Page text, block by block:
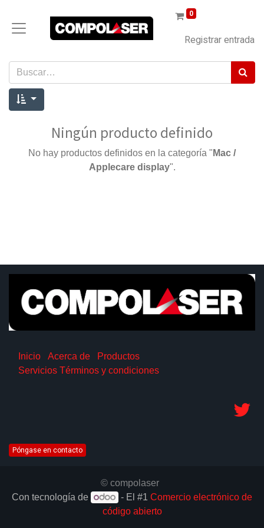
0
Registrar entrada
Ningún producto definido
No hay productos definidos en la categoría " Mac /
Applecare display".
Inicio Acerca de
Productos
Servicios Términos y condiciones
Póngase en contacto
© compolaser
Con tecnología de
- El #1 Comercio electrónico de
código abierto